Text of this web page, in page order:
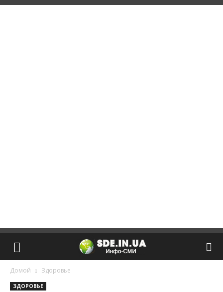
Домой Здоровье
ЗДОРОВЬЕ